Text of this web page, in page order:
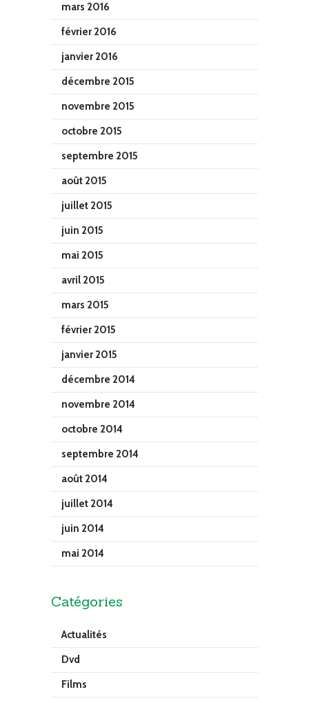
mars 2016
février 2016
janvier 2016
décembre 2015
novembre 2015
octobre 2015
septembre 2015
août 2015
juillet 2015
juin 2015
mai 2015
avril 2015
mars 2015
février 2015
janvier 2015
décembre 2014
novembre 2014
octobre 2014
septembre 2014
août 2014
juillet 2014
juin 2014
mai 2014
Catégories
Actualités
Dvd
Films